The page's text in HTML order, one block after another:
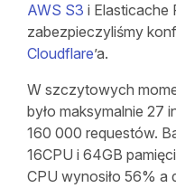
AWS S3 i Elasticache
zabezpieczyliśmy
Cloudflare’a.
W szczytowych
było maksymalnie 27
160 000 requestów.
16CPU i 64GB
CPU wynosiło 56% a